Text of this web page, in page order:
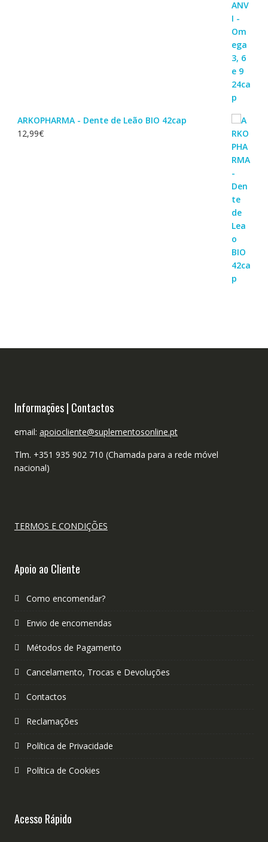
ARKOPHARMA - Dente de Leão BIO 42cap
12,99€
Informações | Contactos
email: apoiocliente@suplementosonline.pt
Tlm. +351 935 902 710 (Chamada para a rede móvel
nacional)
TERMOS E CONDIÇÕES
Apoio ao Cliente
Como encomendar?
Envio de encomendas
Métodos de Pagamento
Cancelamento, Trocas e Devoluções
Contactos
Reclamações
Política de Privacidade
Política de Cookies
Acesso Rápido